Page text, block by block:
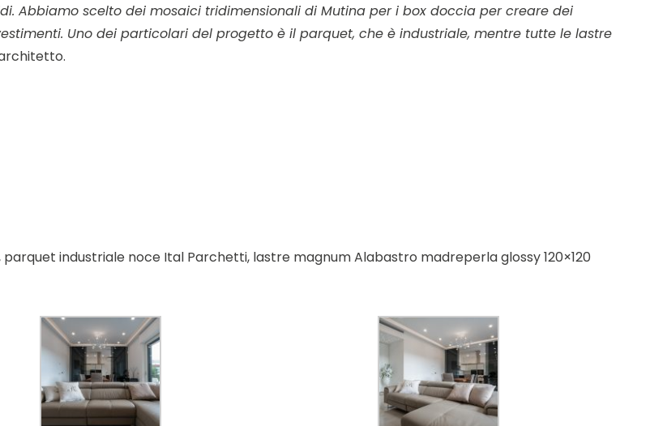
Abbiamo scelto dei mosaici tridimensionali di Mutina per i box doccia per creare dei
Uno dei particolari del progetto è il parquet, che è industriale, mentre tutte le lastre
industriale noce Ital Parchetti, lastre magnum Alabastro madreperla glossy 120×120